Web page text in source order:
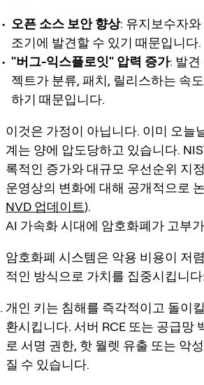
오픈 소스 보안 향상: 유지보수자
조기에 발견할 수 있기 때문입니다.
"버그-익스플로잇" 압력 증가: 발견
젝트가 분류, 패치, 릴리스하는 속
하기 때문입니다.
이것은 가정이 아닙니다. 이미 오늘
계는 양에 압도당하고 있습니다.
록적인 증가와 대규모 우선순위 지
운영상의 변화에 대해 공개적으로
NVD 업데이트).
AI 가속화 시대에 암호화폐가 고부
암호화폐 시스템은 악용 비용이 저
적인 방식으로 가치를 집중시킵니다:
개인 키는 침해를 즉각적이고 돌이
환시킵니다. 서버 RCE 또는 공급망
로 서명 권한, 핫 월렛 유출 또는 악
질 수 있습니다.